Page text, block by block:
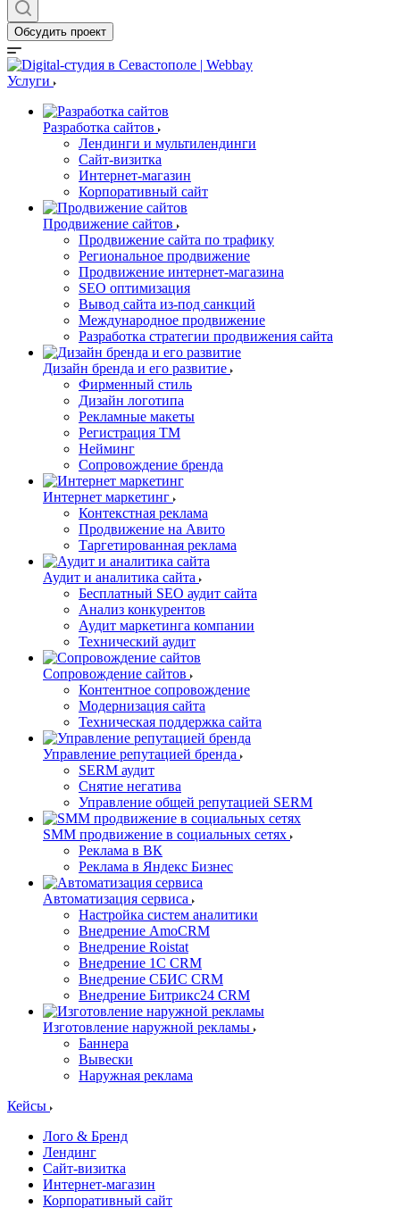
Обсудить проект
Услуги
Разработка сайтов
Лендинги и мультилендинги
Сайт-визитка
Интернет-магазин
Корпоративный сайт
Продвижение сайтов
Продвижение сайта по трафику
Региональное продвижение
Продвижение интернет-магазина
SEO оптимизация
Вывод сайта из-под санкций
Международное продвижение
Разработка стратегии продвижения сайта
Дизайн бренда и его развитие
Фирменный стиль
Дизайн логотипа
Рекламные макеты
Регистрация ТМ
Нейминг
Сопровождение бренда
Интернет маркетинг
Контекстная реклама
Продвижение на Авито
Таргетированная реклама
Аудит и аналитика сайта
Бесплатный SEO аудит сайта
Анализ конкурентов
Аудит маркетинга компании
Технический аудит
Сопровождение сайтов
Контентное сопровождение
Модернизация сайта
Техническая поддержка сайта
Управление репутацией бренда
SERM аудит
Снятие негатива
Управление общей репутацией SERM
SMM продвижение в социальных сетях
Реклама в ВК
Реклама в Яндекс Бизнес
Автоматизация сервиса
Настройка систем аналитики
Внедрение AmoCRM
Внедрение Roistat
Внедрение 1С CRM
Внедрение СБИС CRM
Внедрение Битрикс24 CRM
Изготовление наружной рекламы
Баннера
Вывески
Наружная реклама
Кейсы
Лого & Бренд
Лендинг
Сайт-визитка
Интернет-магазин
Корпоративный сайт